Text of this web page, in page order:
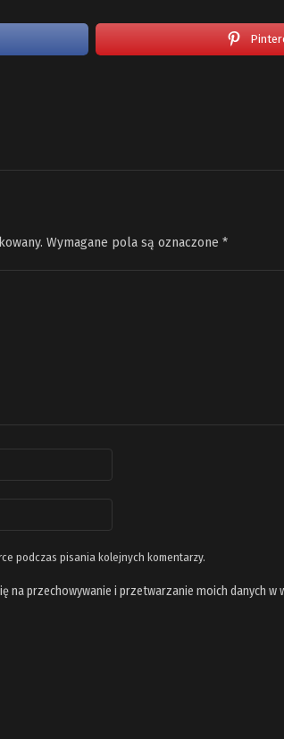
Wymagane pola są oznaczone *
podczas pisania kolejnych komentarzy.
na przechowywanie i przetwarzanie moich danych w